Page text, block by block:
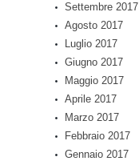
Settembre 2017
Agosto 2017
Luglio 2017
Giugno 2017
Maggio 2017
Aprile 2017
Marzo 2017
Febbraio 2017
Gennaio 2017